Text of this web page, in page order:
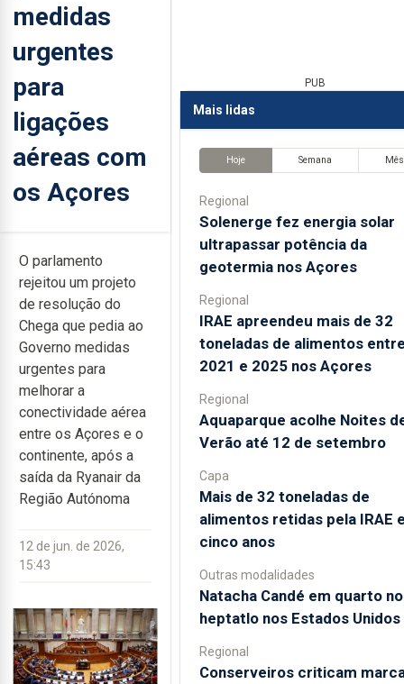
medidas
urgentes
para
ligações
aéreas com
os Açores
O parlamento
rejeitou um projeto
de resolução do
Chega que pedia ao
Governo medidas
urgentes para
melhorar a
conectividade aérea
entre os Açores e o
continente, após a
saída da Ryanair da
Região Autónoma
12 de jun. de 2026,
15:43
PUB
Mais lidas
Hoje Semana Mês
Regional
Solenerge fez energia solar
ultrapassar potência da
geotermia nos Açores
Regional
IRAE apreendeu mais de 32
toneladas de alimentos
2021 e 2025 nos Açores
Regional
Aquaparque acolhe Noites
Verão até 12 de setembro
Capa
Mais de 32 toneladas de
alimentos retidas pela IRAE
cinco anos
Outras modalidades
Natacha Candé em quarto no
heptatlo nos Estados Unidos
Regional
Conserveiros criticam